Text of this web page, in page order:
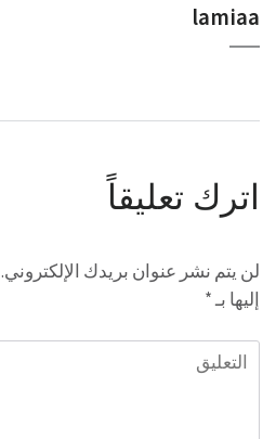
lamiaa
اترك تعليقاً
لن يتم نشر عنوان بريدك الإلكتروني.
إليها بـ*
التعليق